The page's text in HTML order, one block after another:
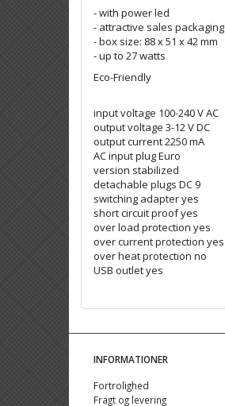
- with power led
- attractive sales packaging
- box size: 88 x 51 x 42 mm
- up to 27 watts
Eco-Friendly
input voltage 100-240 V AC
output voltage 3-12 V DC
output current 2250 mA
AC input plug Euro
version stabilized
detachable plugs DC 9
switching adapter yes
short circuit proof yes
over load protection yes
over current protection yes
over heat protection no
USB outlet yes
INFORMATIONER
Fortrolighed
Fragt og levering